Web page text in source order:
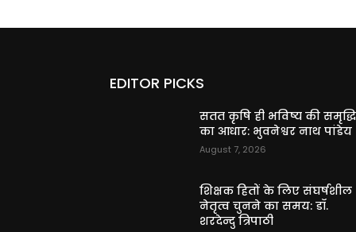
EDITOR PICKS
सतत कृषि ही भविष्य की समृद्धि
का आधार: भुवनेश्वर नाथ पांडेय
August 7, 2026
शिक्षक हितों के लिए संघर्षशील
नेतृत्व चुनने का समय: डॉ.
शरदेन्दु त्रिपाठी